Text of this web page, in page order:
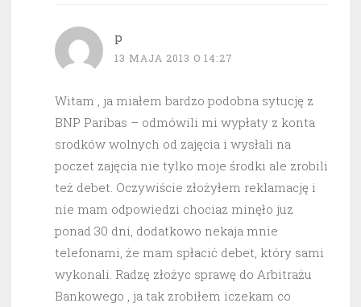
p
13 MAJA 2013 O 14:27
Witam , ja miałem bardzo podobna sytucję z
BNP Paribas – odmówili mi wypłaty z konta
srodków wolnych od zajęcia i wysłali na
poczet zajęcia nie tylko moje środki ale zrobili
też debet. Oczywiście złożyłem reklamację i
nie mam odpowiedzi chociaz minęło juz
ponad 30 dni, dodatkowo nekaja mnie
telefonami, że mam spłacić debet, który sami
wykonali. Radzę złożyc sprawę do Arbitrażu
Bankowego , ja tak zrobiłem iczekam co